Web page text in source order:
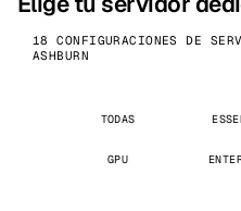
18 CONFIGURACIONES DE
ASHBURN
TODAS
GPU